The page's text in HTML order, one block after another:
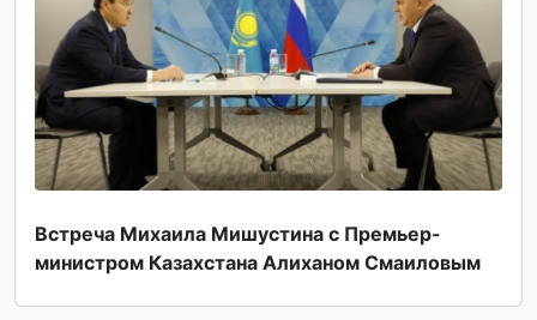
Встреча Михаила Мишустина с Премьер-
министром Казахстана Алиханом Смаиловым